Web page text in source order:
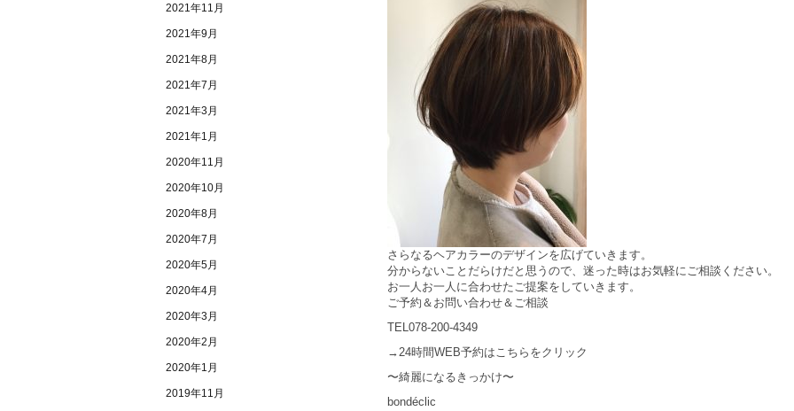
2021年11月
2021年9月
2021年8月
2021年7月
2021年3月
2021年1月
2020年11月
2020年10月
2020年8月
2020年7月
2020年5月
2020年4月
2020年3月
2020年2月
2020年1月
2019年11月
さらなるヘアカラーのデザインを広げていきます。
分からないことだらけだと思うので、迷った時はお気軽にご相談ください。
お一人お一人に合わせたご提案をしていきます。
ご予約＆お問い合わせ＆ご相談
TEL078-200-4349
→24時間WEB予約はこちらをクリック
〜綺麗になるきっかけ〜
bondéclic